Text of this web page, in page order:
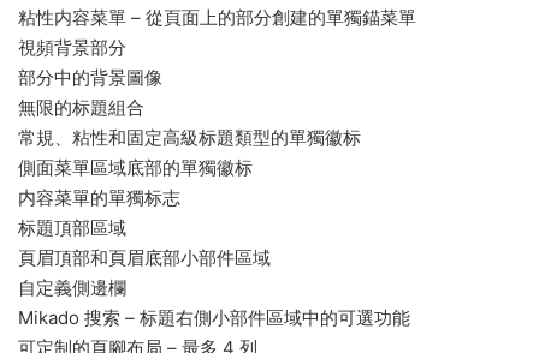
粘性内容菜單 – 從頁面上的部分創建的單獨錨菜單
視頻背景部分
部分中的背景圖像
無限的标題組合
常規、粘性和固定高級标題類型的單獨徽标
側面菜單區域底部的單獨徽标
内容菜單的單獨标志
标題頂部區域
頁眉頂部和頁眉底部小部件區域
自定義側邊欄
Mikado 搜索 – 标題右側小部件區域中的可選功能
可定制的頁腳布局 – 最多 4 列